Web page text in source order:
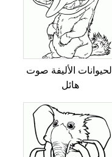
الحيوانات الأليفة صوت
هائل